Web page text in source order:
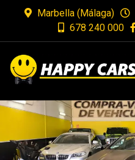
Marbella (Málaga)
678 240 000